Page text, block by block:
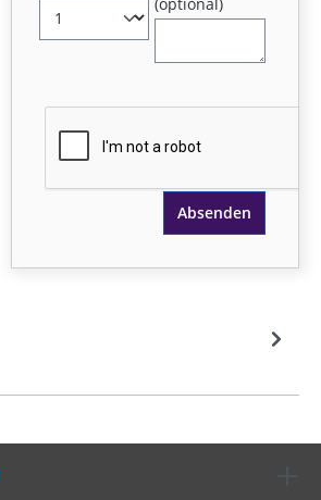
Absenden